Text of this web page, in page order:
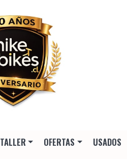
TALLER OFERTAS USADOS